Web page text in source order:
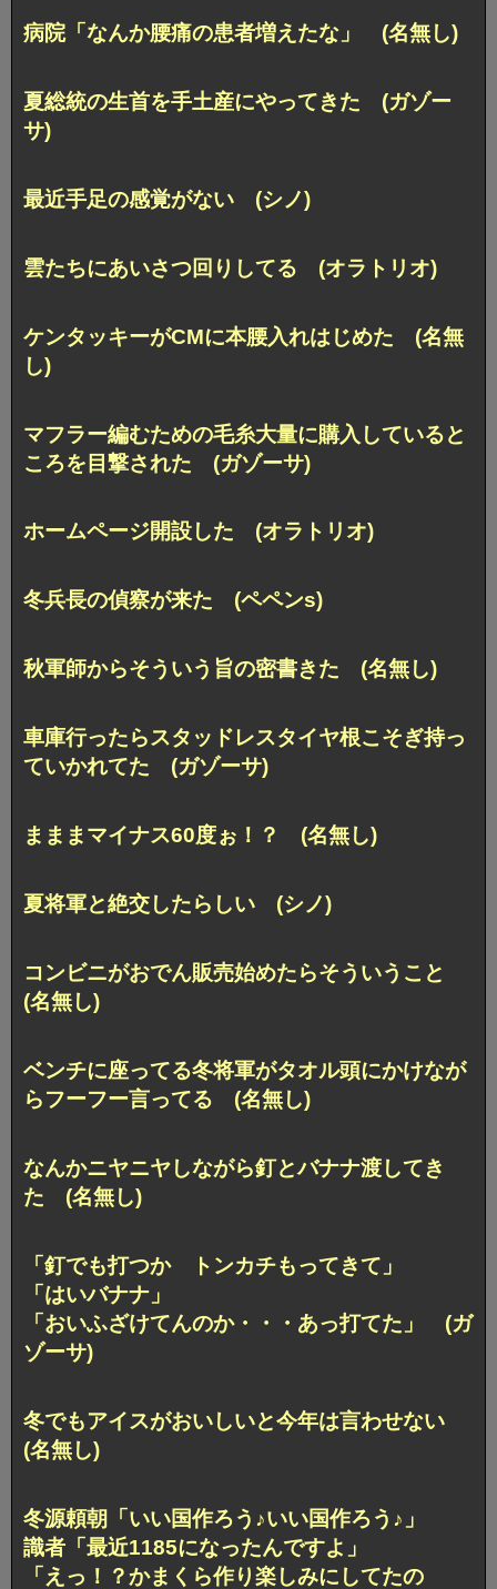
病院「なんか腰痛の患者増えたな」 (名無し)
夏総統の生首を手土産にやってきた (ガゾー
サ)
最近手足の感覚がない (シノ)
雲たちにあいさつ回りしてる (オラトリオ)
ケンタッキーがCMに本腰入れはじめた (名無
し)
マフラー編むための毛糸大量に購入していると
ころを目撃された (ガゾーサ)
ホームページ開設した (オラトリオ)
冬兵長の偵察が来た (ペペンs)
秋軍師からそういう旨の密書きた (名無し)
車庫行ったらスタッドレスタイヤ根こそぎ持っ
ていかれてた (ガゾーサ)
まままマイナス60度ぉ！？ (名無し)
夏将軍と絶交したらしい (シノ)
コンビニがおでん販売始めたらそういうこと
(名無し)
ベンチに座ってる冬将軍がタオル頭にかけなが
らフーフー言ってる (名無し)
なんかニヤニヤしながら釘とバナナ渡してき
た (名無し)
「釘でも打つか トンカチもってきて」
「はいバナナ」
「おいふざけてんのか・・・あっ打てた」 (ガ
ゾーサ)
冬でもアイスがおいしいと今年は言わせない
(名無し)
冬源頼朝「いい国作ろう♪いい国作ろう♪」
識者「最近1185になったんですよ」
「えっ！？かまくら作り楽しみにしてたの